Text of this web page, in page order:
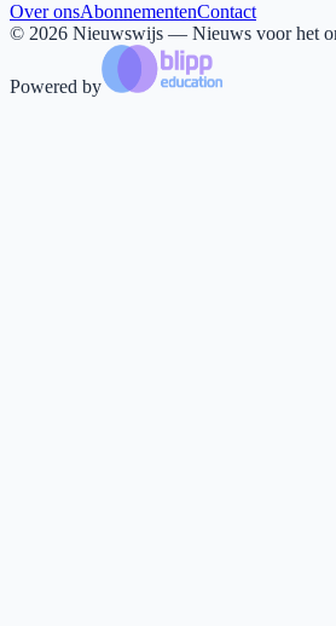
Over onsAbonnementenContact
© 2026 Nieuwswijs — Nieuws voor het
Powered by